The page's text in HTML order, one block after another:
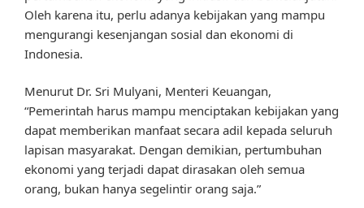
Oleh karena itu, perlu adanya kebijakan yang mampu
mengurangi kesenjangan sosial dan ekonomi di
Indonesia.
Menurut Dr. Sri Mulyani, Menteri Keuangan,
“Pemerintah harus mampu menciptakan kebijakan yang
dapat memberikan manfaat secara adil kepada seluruh
lapisan masyarakat. Dengan demikian, pertumbuhan
ekonomi yang terjadi dapat dirasakan oleh semua
orang, bukan hanya segelintir orang saja.”